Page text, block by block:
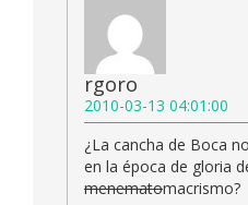
rgoro
2010-03-13 04:01:00
¿La cancha de Boca
en la época de gloria
menematomacrismo?